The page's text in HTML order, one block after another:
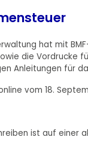
hat mit
die Vordrucke
Anleitungen für
vom 18.
ist auf einer